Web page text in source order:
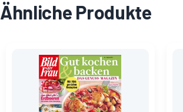
Ähnliche Produkte
Preis
3,40 €
Preis
0,28 €.